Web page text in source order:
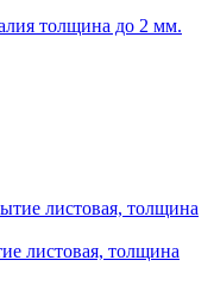
толщина до 2 мм.
листовая, толщина